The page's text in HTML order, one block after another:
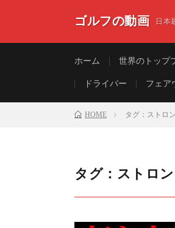
ゴルフの動画 日本
ホーム 世界のトップ
ドライバー フェア
HOME タグ：ストロ
タグ：ストロ